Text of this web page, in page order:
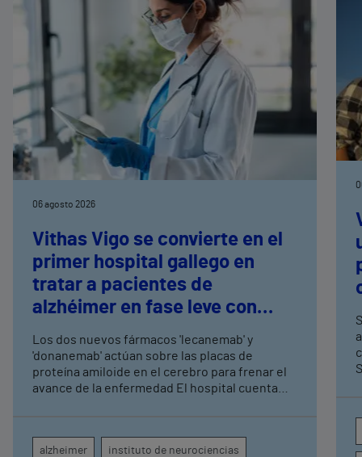
06 agosto 2026
Vithas Vigo se convierte en el
primer hospital gallego en
tratar a pacientes de
alzhéimer en fase leve con
terapias antiamiloide
Los dos nuevos fármacos 'lecanemab' y
'donanemab' actúan sobre las placas de
proteína amiloide en el cerebro para frenar el
avance de la enfermedad El hospital cuenta
seguimiento clínico de cada paciente
alzheimer instituto de neurociencias